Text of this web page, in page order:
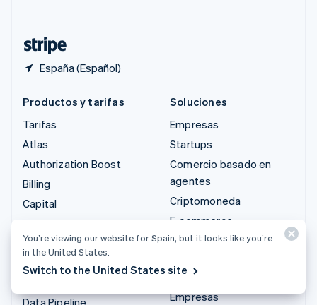
España (Español)
Productos y tarifas
Tarifas
Atlas
Authorization Boost
Billing
Capital
Climate
Data Pipeline
Soluciones
Empresas
Startups
Comercio basado en
agentes
Criptomoneda
E-commerce
Finanzas integradas
finanzas
Empresas
You’re viewing our website for Spain, but it looks like you’re
in the United States.
Switch to the United States site